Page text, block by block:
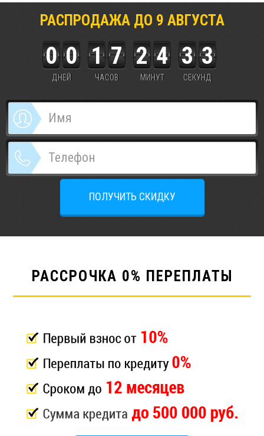
РАСПРОДАЖА ДО 9 АВГУСТА
0 0
ДНЕЙ
1 7
ЧАСОВ
2 4
МИНУТ
3 2
3
СЕКУНД
ПОЛУЧИТЬ СКИДКУ
РАССРОЧКА 0% ПЕРЕПЛАТЫ